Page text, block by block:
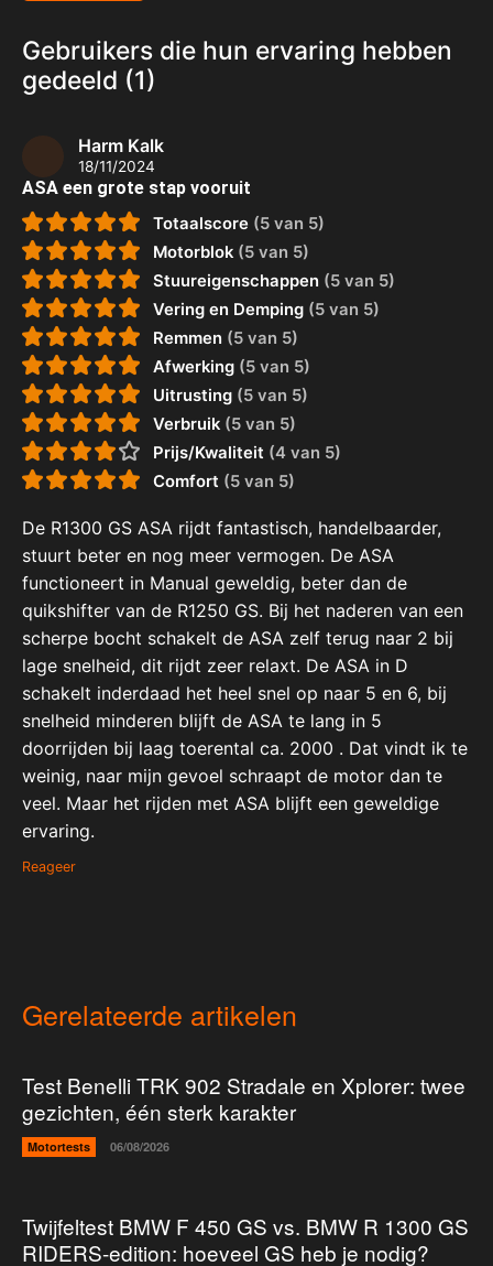
Gebruikers die hun ervaring hebben
gedeeld (1)
Harm Kalk
18/11/2024
ASA een grote stap vooruit
Totaalscore (5 van 5)
Motorblok (5 van 5)
Stuureigenschappen (5 van 5)
Vering en Demping (5 van 5)
Remmen (5 van 5)
Afwerking (5 van 5)
Uitrusting (5 van 5)
Verbruik (5 van 5)
Prijs/Kwaliteit (4 van 5)
Comfort (5 van 5)
De R1300 GS ASA rijdt fantastisch, handelbaarder,
stuurt beter en nog meer vermogen. De ASA
functioneert in Manual geweldig, beter dan de
quikshifter van de R1250 GS. Bij het naderen van een
scherpe bocht schakelt de ASA zelf terug naar 2 bij
lage snelheid, dit rijdt zeer relaxt. De ASA in D
schakelt inderdaad het heel snel op naar 5 en 6, bij
snelheid minderen blijft de ASA te lang in 5
doorrijden bij laag toerental ca. 2000 . Dat vindt ik te
weinig, naar mijn gevoel schraapt de motor dan te
veel. Maar het rijden met ASA blijft een geweldige
ervaring.
Reageer
Gerelateerde artikelen
Test Benelli TRK 902 Stradale en Xplorer: twee
gezichten, één sterk karakter
Motortests 06/08/2026
Twijfeltest BMW F 450 GS vs. BMW R 1300 GS
RIDERS-edition: hoeveel GS heb je nodig?